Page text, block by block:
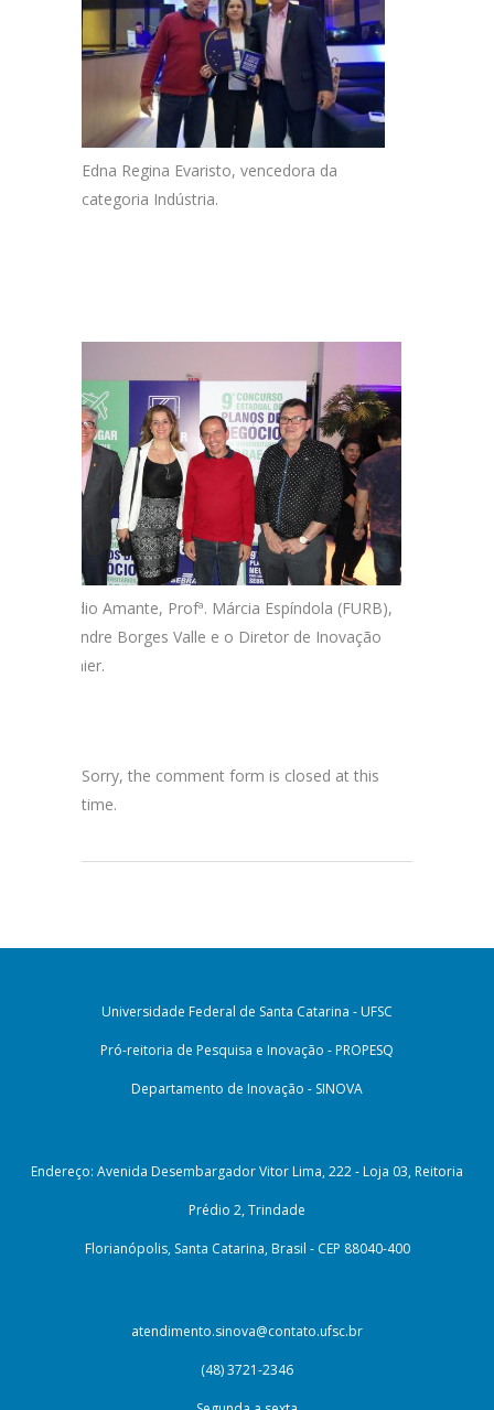
Edna Regina Evaristo, vencedora da
categoria Indústria.
Cláudio Amante, Profª. Márcia Espíndola (FURB),
José Alexandre Borges Valle e o Diretor de Inovação
Gauthier.
Sorry, the comment form is closed at this
time.
Universidade Federal de Santa Catarina - UFSC
Pró-reitoria de Pesquisa e Inovação - PROPESQ
Departamento de Inovação - SINOVA
Endereço: Avenida Desembargador Vitor Lima, 222 - Loja 03, Reitoria
Prédio 2, Trindade
Florianópolis, Santa Catarina, Brasil - CEP 88040-400
atendimento.sinova@contato.ufsc.br
(48) 3721-2346